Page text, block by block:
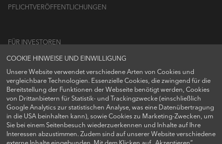
COOKIE HINWEISE UND EINWILLIGUNG
Unsere Website verwendet verschiedene Arten von Cookies und
vergleichbare Technologien. Essenzielle Cookies, die zwingend für die
Bereitstellung der Funktionen der Webseite benötigt werden, Cookies
von Drittanbietern für Statistik- und Trackingzwecke (einschließlich
Google Analytics zur statistischen Analyse, was eine Datenübertragung
in die USA beinhalten kann), sowie Cookies zu Marketing-Zwecken, um
Sie bei einem Seitenbesuch wiederzuerkennen und Inhalte auf Ihre
Interessen abzustimmen. Zudem sind auf unserer Website verschiedene
PFLICHTVERÖFFENTLICHUNGEN
FÜR INVESTOREN
FOLGEN SIE UNS AUF